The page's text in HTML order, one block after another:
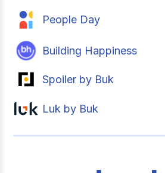
People Day
Building Happiness
Spoiler by Buk
Luk by Buk